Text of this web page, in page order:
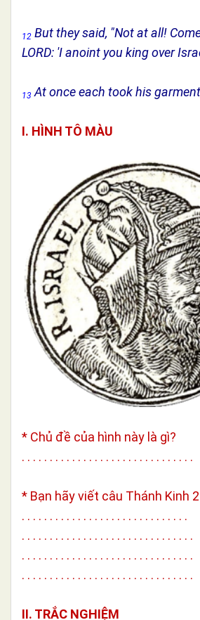
12 But they said, "Not at all!
LORD: 'I anoint you king over
13 At once each took his
I. HÌNH TÔ MÀU
* Chủ đề của hình này là gì?
. . . . . . . . . . . . . . . . . . . . . . . . . . . . . . .
* Bạn hãy viết câu Thánh Kinh 2
. . . . . . . . . . . . . . . . . . . . . . . . . . . . . .
. . . . . . . . . . . . . . . . . . . . . . . . . . . . . . .
. . . . . . . . . . . . . . . . . . . . . . . . . . . . . . .
. . . . . . . . . . . . . . . . . . . . . . . . . . . . . . .
II. TRẮC NGHIỆM